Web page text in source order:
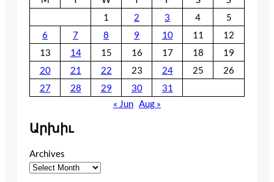
1
2 3 4
5
6
7 8 9 10 11
12
13
14 15 16 17 18
19
20
21 22 23 24 25
26
27
28 29 30
31
« Jun Aug »
Արխիւ
Archives